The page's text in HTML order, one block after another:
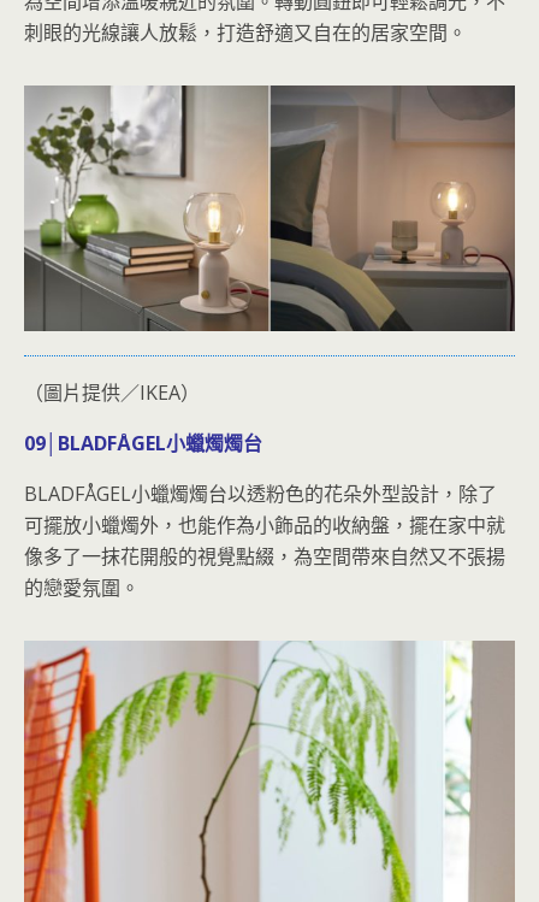
刺眼的光線讓人放鬆，打造舒適又自在的居家空間。
（圖片提供／IKEA）
09│BLADFÅGEL小蠟燭燭台
BLADFÅGEL小蠟燭燭台以透粉色的花朵外型設計，除了
可擺放小蠟燭外，也能作為小飾品的收納盤，擺在家中就
像多了一抹花開般的視覺點綴，為空間帶來自然又不張揚
的戀愛氛圍。